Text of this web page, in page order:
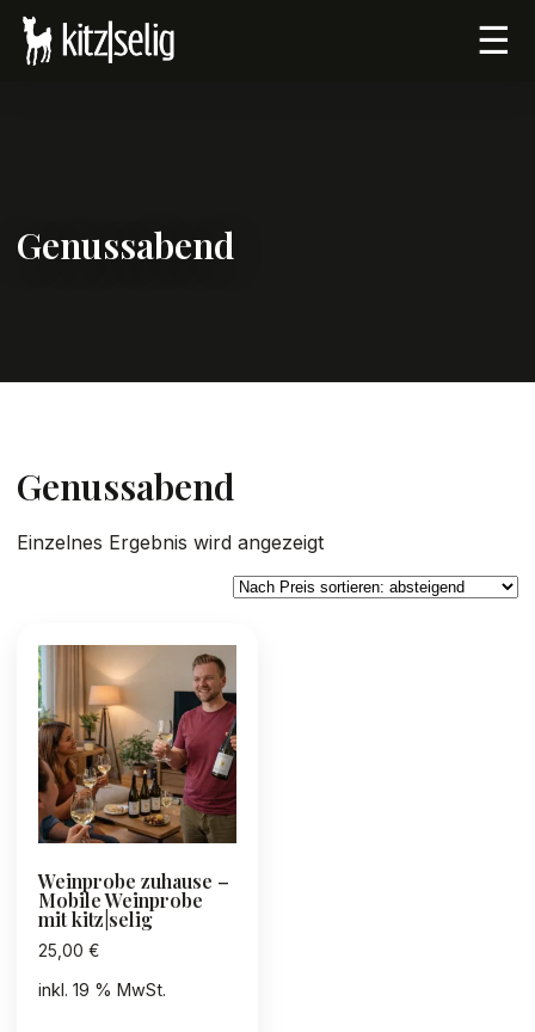
☰
Genussabend
Genussabend
Einzelnes Ergebnis wird angezeigt
Weinprobe zuhause –
Mobile Weinprobe
mit kitz|selig
25,00 €
inkl. 19 % MwSt.